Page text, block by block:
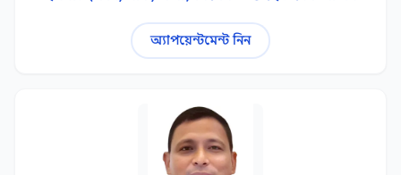
অ্যাপয়েন্টমেন্ট নিন